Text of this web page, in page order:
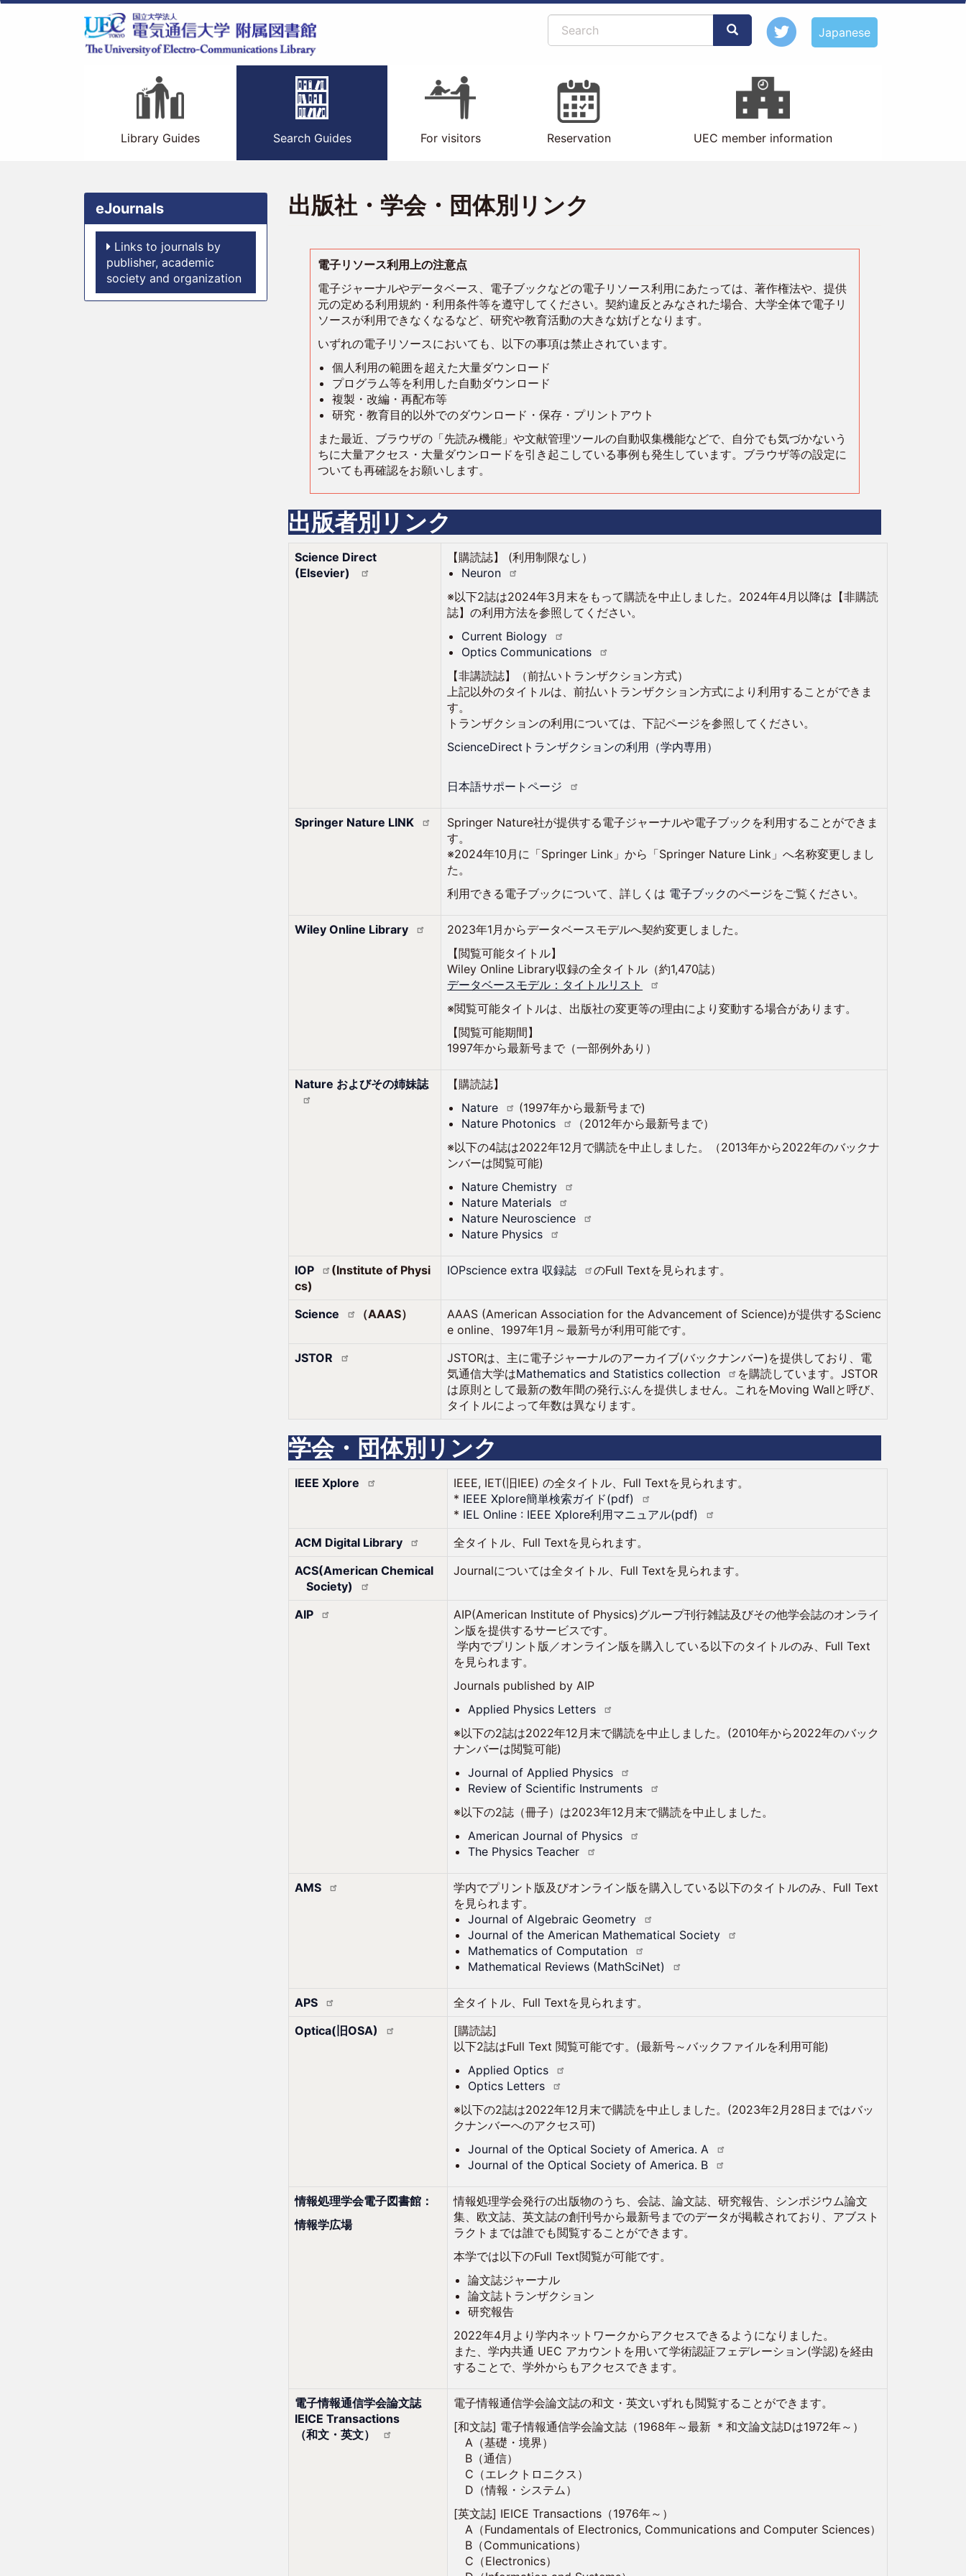
Skip
Search Japanese
ビ
ゲ
ー
シ
ョ
Library Guides Search Guides For visitors Reservation UEC member information
eJournals
Links to journals by
publisher, academic
society and organization
出版社・学会・団体別リンク
電子リソース利用上の注意点
電子ジャーナルやデータベース、電子ブックなどの電子リソース利用にあたっては、著作権法や、提供
元の定める利用規約・利用条件等を遵守してください。契約違反とみなされた場合、大学全体で電子リ
ソースが利用できなくなるなど、研究や教育活動の大きな妨げとなります。
いずれの電子リソースにおいても、以下の事項は禁止されています。
個人利用の範囲を超えた大量ダウンロード
プログラム等を利用した自動ダウンロード
複製・改編・再配布等
研究・教育目的以外でのダウンロード・保存・プリントアウト
また最近、ブラウザの「先読み機能」や文献管理ツールの自動収集機能などで、自分でも気づかないう
ちに大量アクセス・大量ダウンロードを引き起こしている事例も発生しています。ブラウザ等の設定に
ついても再確認をお願いします。
出版者別リンク
Science Direct
(Elsevier)
【購読誌】 (利用制限なし）
Neuron
※以下2誌は2024年3月末をもって購読を中止しました。2024年4月以降は【非購読
誌】の利用方法を参照してください。
Current Biology
Optics Communications
【非講読誌】（前払いトランザクション方式）
上記以外のタイトルは、前払いトランザクション方式により利用することができま
す。
トランザクションの利用については、下記ページを参照してください。
ScienceDirectトランザクションの利用（学内専用）
日本語サポートページ
Springer Nature LINK
Springer Nature社が提供する電子ジャーナルや電子ブックを利用することができま
す。
※2024年10月に「Springer Link」から「Springer Nature Link」へ名称変更しまし
た。
利用できる電子ブックについて、詳しくは 電子ブックのページをご覧ください。
Wiley Online Library
2023年1月からデータベースモデルへ契約変更しました。
【閲覧可能タイトル】
Wiley Online Library収録の全タイトル（約1,470誌）
データベースモデル：タイトルリスト
※閲覧可能タイトルは、出版社の変更等の理由により変動する場合があります。
【閲覧可能期間】
1997年から最新号まで（一部例外あり）
Nature およびその姉妹誌
【購読誌】
Nature
(1997年から最新号まで)
Nature Photonics
（2012年から最新号まで）
※以下の4誌は2022年12月で購読を中止しました。（2013年から2022年のバックナ
ンバーは閲覧可能)
Nature Chemistry
Nature Materials
Nature Neuroscience
Nature Physics
IOP
(Institute of Physi
cs)
IOPscience extra 収録誌 のFull Textを見られます。
Science （AAAS）
AAAS (American Association for the Advancement of Science)が提供するScienc
e online、1997年1月～最新号が利用可能です。
JSTOR
JSTORは、主に電子ジャーナルのアーカイブ(バックナンバー)を提供しており、電
気通信大学はMathematics and Statisticscollection
を購読しています。JSTOR
は原則として最新の数年間の発行ぶんを提供しません。これをMoving Wallと呼び、
タイトルによって年数は異なります。
学会・団体別リンク
IEEEXplore
IEEE, IET(旧IEE) の全タイトル、Full Textを見られます。
* IEEEXplore簡単検索ガイド(pdf)
* IEL Online : IEEEXplore利用マニュアル(pdf)
ACM Digital Library
全タイトル、Full Textを見られます。
ACS(American Chemical
Society)
Journalについては全タイトル、Full Textを見られます。
AIP
AIP(American Institute of Physics)グループ刊行雑誌及びその他学会誌のオンライ
ン版を提供するサービスです。
学内でプリント版／オンライン版を購入している以下のタイトルのみ、Full Text
を見られます。
Journals published by AIP
Applied Physics Letters
※以下の2誌は2022年12月末で購読を中止しました。(2010年から2022年のバック
ナンバーは閲覧可能)
Journal of Applied Physics
Review of Scientific Instruments
※以下の2誌（冊子）は2023年12月末で購読を中止しました。
American Journal of Physics
The PhysicsTeacher
AMS
学内でプリント版及びオンライン版を購入している以下のタイトルのみ、Full Text
を見られます。
Journal of Algebraic Geometry
Journal of the American Mathematical Society
Mathematics of Computation
Mathematical Reviews (MathSciNet)
APS
全タイトル、Full Textを見られます。
Optica(旧OSA)
[購読誌]
以下2誌はFull Text 閲覧可能です。(最新号～バックファイルを利用可能)
Applied Optics
Optics Letters
※以下の2誌は2022年12月末で購読を中止しました。(2023年2月28日まではバッ
クナンバーへのアクセス可)
Journal of the Optical Society of America.A
Journal of the Optical Society of America. B
情報処理学会電子図書館：
情報学広場
情報処理学会発行の出版物のうち、会誌、論文誌、研究報告、シンポジウム論文
集、欧文誌、英文誌の創刊号から最新号までのデータが掲載されており、アブスト
ラクトまでは誰でも閲覧することができます。
本学では以下のFull Text閲覧が可能です。
論文誌ジャーナル
論文誌トランザクション
研究報告
2022年4月より学内ネットワークからアクセスできるようになりました。
また、学内共通 UEC アカウントを用いて学術認証フェデレーション(学認)を経由
することで、学外からもアクセスできます。
電子情報通信学会論文誌
IEICE Transactions
（和文・英文）
電子情報通信学会論文誌の和文・英文いずれも閲覧することができます。
[和文誌] 電子情報通信学会論文誌（1968年～最新 ＊和文論文誌Dは1972年～）
A（基礎・境界）
B（通信）
C（エレクトロニクス）
D（情報・システム）
[英文誌] IEICE Transactions（1976年～）
A（Fundamentals of Electronics, Communications and Computer Sciences）
B（Communications）
C（Electronics）